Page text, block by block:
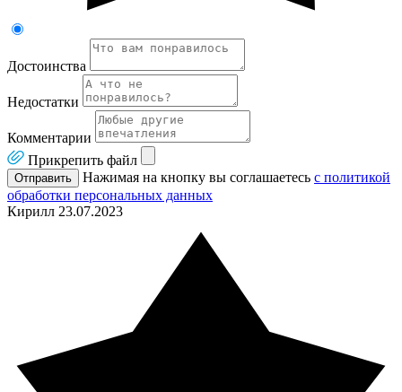
Достоинства
Недостатки
Комментарии
Прикрепить файл
Отправить Нажимая на кнопку вы соглашаетесь с политикой
обработки персональных данных
Кирилл 23.07.2023